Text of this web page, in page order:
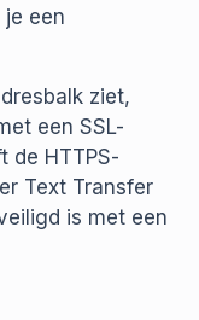
een
ziet,
een SSL-
de HTTPS-
Text Transfer
is met een